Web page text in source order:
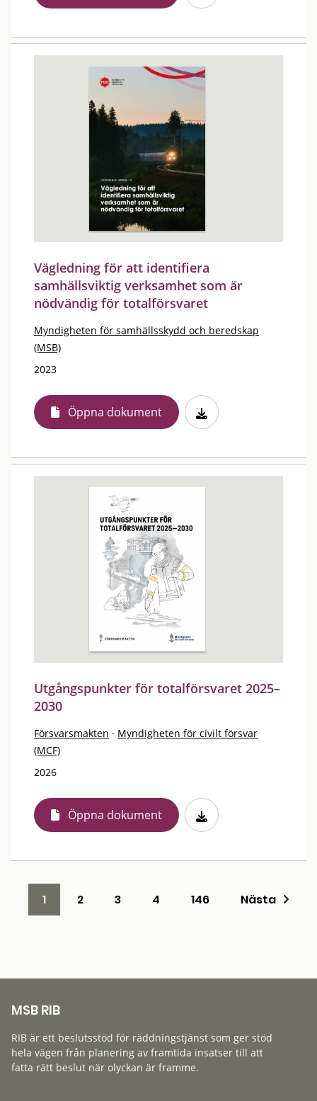
Vägledning för att identifiera
samhällsviktig verksamhet som är
nödvändig för totalförsvaret
Myndigheten för samhällsskydd och beredskap
(MSB)
2023
Öppna dokument
Utgångspunkter för totalförsvaret 2025–
2030
Försvarsmakten · Myndigheten för civilt försvar
(MCF)
2026
Öppna dokument
1 2 3 4 146 Nästa
MSB RIB
RIB är ett beslutsstöd för räddningstjänst som ger stöd
hela vägen från planering av framtida insatser till att
fatta rätt beslut när olyckan är framme.